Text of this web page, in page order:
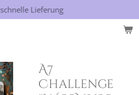
schnelle Lieferung
A7
Challenge